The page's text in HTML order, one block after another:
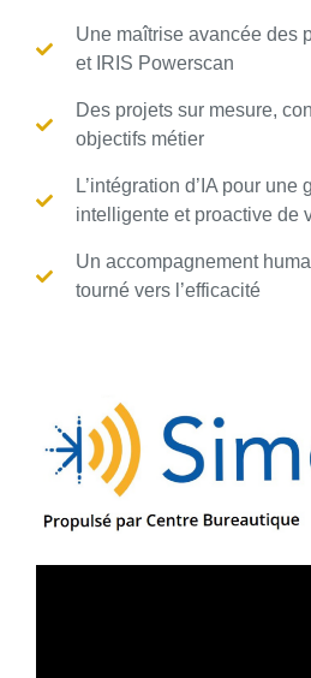
Une maîtrise avancée des
et IRIS Powerscan
Des projets sur mesure,
objectifs métier
L’intégration d’IA pour une
intelligente et proactive de
Un accompagnement
tourné vers l’efficacité